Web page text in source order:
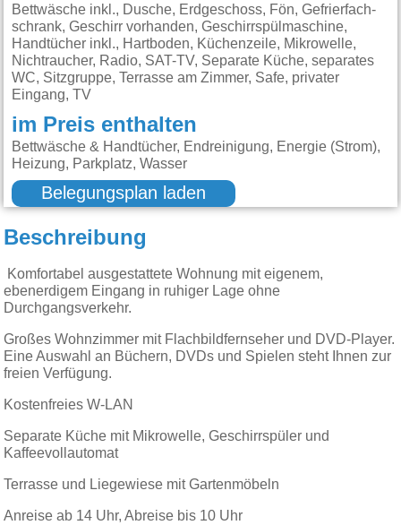
Bettwäsche inkl., Dusche, Erdgeschoss, Fön, Gefrierfach-
schrank, Geschirr vorhanden, Geschirrspülmaschine,
Handtücher inkl., Hartboden, Küchenzeile, Mikrowelle,
Nichtraucher, Radio, SAT-TV, Separate Küche, separates
WC, Sitzgruppe, Terrasse am Zimmer, Safe, privater
Eingang, TV
im Preis enthalten
Bettwäsche & Handtücher, Endreinigung, Energie (Strom),
Heizung, Parkplatz, Wasser
Belegungsplan laden
Beschreibung
Komfortabel ausgestattete Wohnung mit eigenem,
ebenerdigem Eingang in ruhiger Lage ohne
Durchgangsverkehr.
Großes Wohnzimmer mit Flachbildfernseher und DVD-Player.
Eine Auswahl an Büchern, DVDs und Spielen steht Ihnen zur
freien Verfügung.
Kostenfreies W-LAN
Separate Küche mit Mikrowelle, Geschirrspüler und
Kaffeevollautomat
Terrasse und Liegewiese mit Gartenmöbeln
Anreise ab 14 Uhr, Abreise bis 10 Uhr